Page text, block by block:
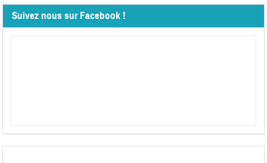
Suivez nous sur Facebook !